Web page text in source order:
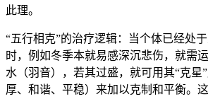
此理。
“五行相克”的治疗逻辑：当个体已经处
时，例如冬季本就易感深沉悲伤，就需
水（羽音），若其过盛，就可用其“克星
厚、和谐、平稳）来加以克制和平衡。